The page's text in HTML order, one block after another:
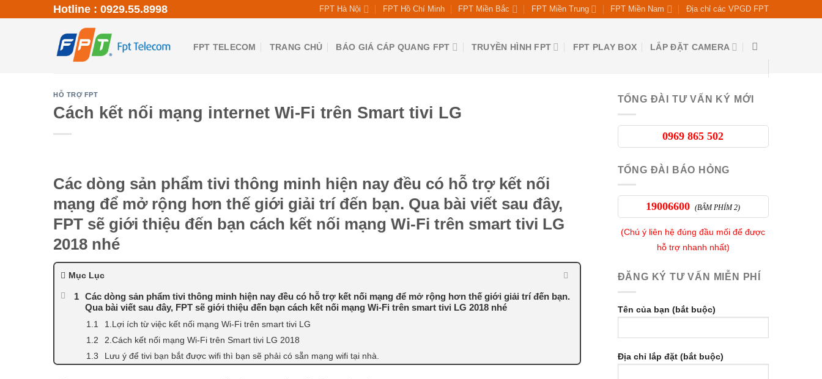
Hotline : 0929.55.8998 FPT Hà Nội FPT Hồ Chí Minh FPT Miền Bắc FPT Miền Trung FPT Miền Nam Địa chỉ các VPGD FPT
FPT TELECOM TRANG CHỦ BÁO GIÁ CÁP QUANG FPT TRUYỀN HÌNH FPT FPT PLAY BOX LẮP ĐẶT CAMERA
HỖ TRỢ FPT
Cách kết nối mạng internet Wi-Fi trên Smart tivi LG
Các dòng sản phẩm tivi thông minh hiện nay đều có hỗ trợ kết nối
mạng để mở rộng hơn thế giới giải trí đến bạn. Qua bài viết sau đây,
FPT sẽ giới thiệu đến bạn cách kết nối mạng Wi-Fi trên smart tivi LG
2018 nhé
Mục Lục
Các dòng sản phẩm tivi thông minh hiện nay đều có hỗ trợ kết nối mạng để mở rộng hơn thế giới giải trí đến bạn.
Qua bài viết sau đây, FPT sẽ giới thiệu đến bạn cách kết nối mạng Wi-Fi trên smart tivi LG 2018 nhé
1.Lợi ích từ việc kết nối mạng Wi-Fi trên smart tivi LG
2.Cách kết nối mạng Wi-Fi trên Smart tivi LG 2018
Lưu ý để tivi bạn bắt được wifi thì bạn sẽ phải có sẵn mạng wifi tại nhà.
TỔNG ĐÀI TƯ VẤN KÝ MỚI
0969 865 502
TỔNG ĐÀI BÁO HỎNG
19006600 (BẤM PHÍM 2)
(Chú ý liên hệ đúng đầu mối để được
hỗ trợ nhanh nhất)
ĐĂNG KÝ TƯ VẤN MIỄN PHÍ
Tên của bạn (bắt buộc)
Địa chỉ lắp đặt (bắt buộc)